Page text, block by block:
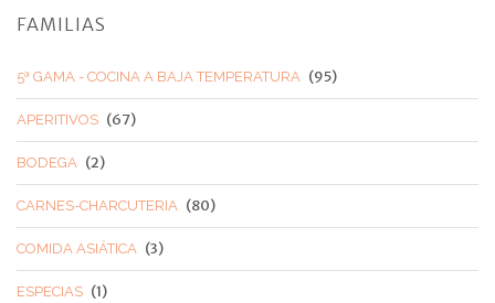
FAMILIAS
5ª GAMA - COCINA A BAJA TEMPERATURA (95)
APERITIVOS (67)
BODEGA (2)
CARNES-CHARCUTERIA (80)
COMIDA ASIÁTICA (3)
ESPECIAS (1)